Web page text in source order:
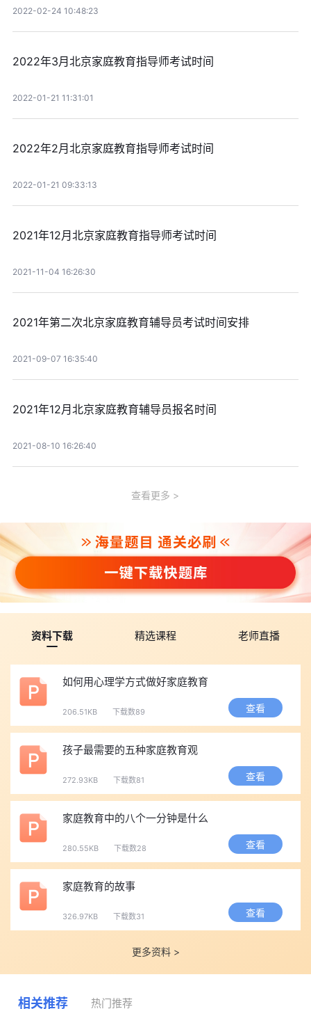
2022-02-24 10:48:23
2022年3月北京家庭教育指导师考试时间
2022-01-21 11:31:01
2022年2月北京家庭教育指导师考试时间
2022-01-21 09:33:13
2021年12月北京家庭教育指导师考试时间
2021-11-04 16:26:30
2021年第二次北京家庭教育辅导员考试时间安排
2021-09-07 16:35:40
2021年12月北京家庭教育辅导员报名时间
2021-08-10 16:26:40
查看更多
资料下载 精选课程 老师直播
如何用心理学方式做好家庭教育
206.51KB 下载数89 查看
孩子最需要的五种家庭教育观
272.93KB 下载数81 查看
家庭教育中的八个一分钟是什么
280.55KB 下载数28 查看
家庭教育的故事
326.97KB 下载数31 查看
更多资料 >
相关推荐 热门推荐